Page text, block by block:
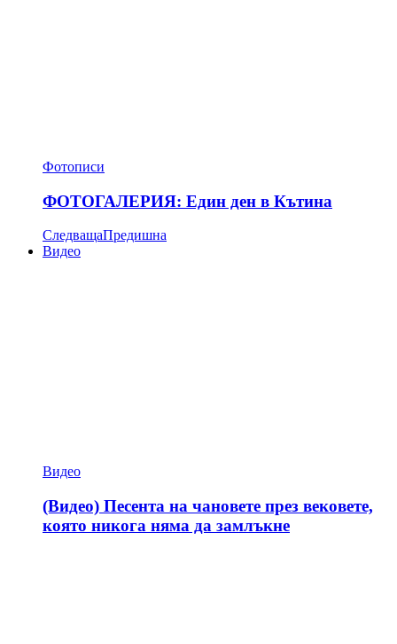
Фотописи
ФОТОГАЛЕРИЯ: Един ден в Кътина
СледващаПредишна
Видео
Видео
(Видео) Песента на чановете през вековете,
която никога няма да замлъкне